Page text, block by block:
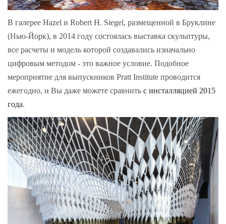
В галерее Hazel и Robert H. Siegel, размещенной в Бруклине
(Нью-Йорк), в 2014 году состоялась выставка скульптуры,
все расчеты и модель которой создавались изначально
цифровым методом - это важное условие. Подобное
мероприятие для выпускников Pratt Institute проводится
ежегодно, и Вы даже можете сравнить с инсталляцией 2015
года.